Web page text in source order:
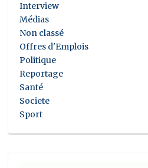
Interview
Médias
Non classé
Offres d'Emplois
Politique
Reportage
Santé
Societe
Sport